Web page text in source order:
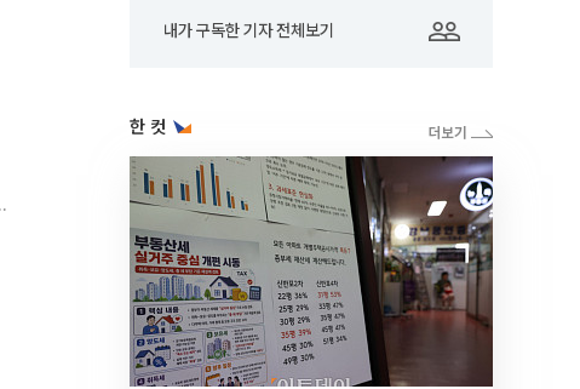
내가 구독한 기자 전체보기
한 컷